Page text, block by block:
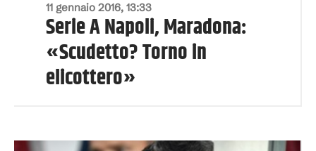
11 gennaio 2016, 13:33
Serie A Napoli, Maradona:
«Scudetto? Torno in
elicottero»